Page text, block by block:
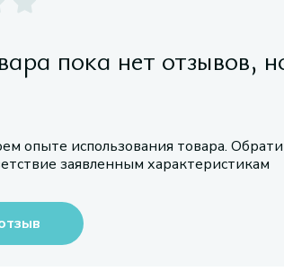
пока нет отзывов,
опыте использования товара.
заявленным характеристикам